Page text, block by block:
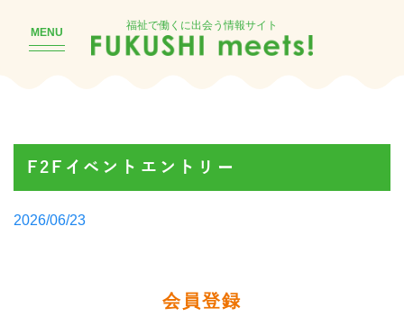
MENU
福祉で働くに出会う情報サイト
F2Fイベントエントリー
Posted
2026/06/23
会員登録